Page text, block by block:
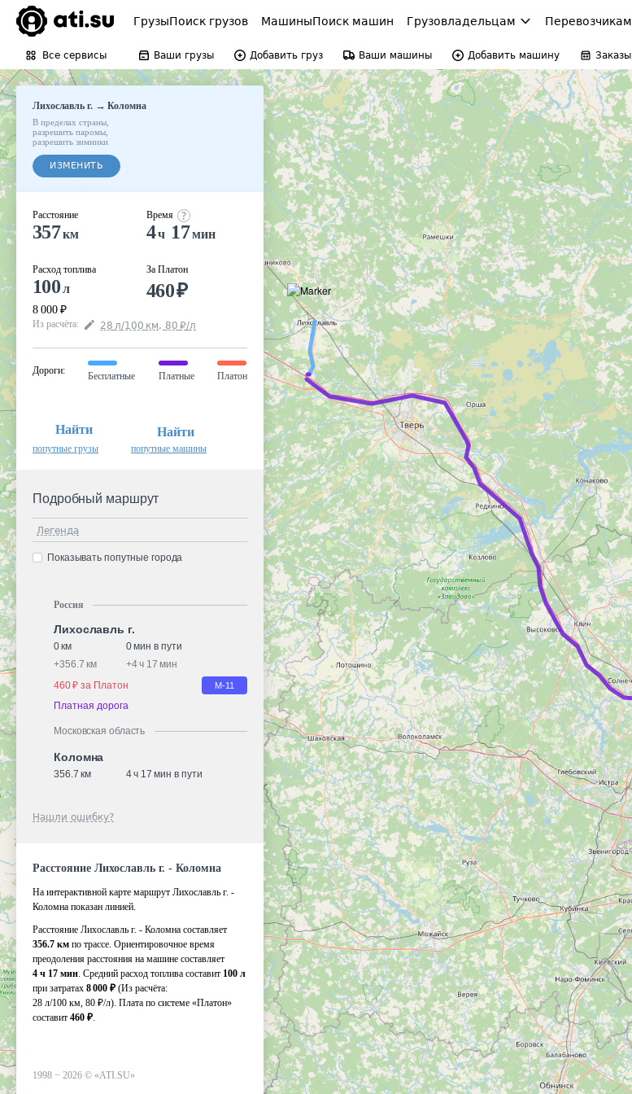
ГрузыПоиск грузов МашиныПоиск машин Грузовладельцам Перевозчикам
Все сервисы Ваши грузы Добавить груз Ваши машины Добавить машину Заказы
Лихославль г.→Коломна
В пределах страны
разрешить паромы
разрешить зимники
ИЗМЕНИТЬ
Расстояние
357км
Расход топлива
100л
8 000 ₽
Время
4ч 17мин
За Платон
460₽
Из расчёта: 28 л/100 км, 80 ₽/л
Дороги:
Бесплатные Платные Платон
Найти
попутные грузы
Найти
попутные машины
Подробный маршрут
Легенда
Показывать попутные города
Россия
Лихославль г.
0 км
0 мин в пути
+356.7 км +4 ч 17 мин
460 ₽ за Платон
М-11
Платная дорога
Московская область
Коломна
356.7 км 4 ч 17 мин в пути
Нашли ошибку?
Расстояние Лихославль г. - Коломна
На интерактивной карте маршрут Лихославль г. -
Коломна показан линией.
Расстояние Лихославль г. - Коломна составляет
356.7 км по трассе. Ориентировочное время
преодоления расстояния на машине составляет
4 ч 17 мин. Средний расход топлива составит 100 л
при затратах 8 000 ₽ (Из расчёта:
28 л/100 км, 80 ₽/л). Плата по системе «Платон»
составит 460 ₽.
1998 − 2026 © «ATI.SU»